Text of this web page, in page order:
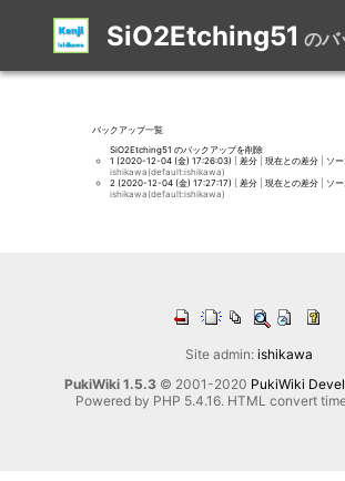
SiO2Etching51 のバ
バックアップ一覧
SiO2Etching51 のバックアップを削除
1 (2020-12-04 (金) 17:26:03) [差分 |現在との差分 ソー
ishikawa(default:ishikawa)
2 (2020-12-04 (金) 17:27:17) [差分 |現在との差分 ソー
ishikawa(default:ishikawa)
Site admin: ishikawa
PukiWiki 1.5.3 © 2001-2020 PukiWiki
Powered by PHP 5.4.16. HTML convert